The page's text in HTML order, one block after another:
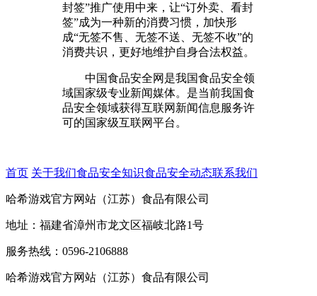
封签”推广使用中来，让“订外卖、看封
签”成为一种新的消费习惯，加快形
成“无签不售、无签不送、无签不收”的
消费共识，更好地维护自身合法权益。
中国食品安全网是我国食品安全领
域国家级专业新闻媒体。是当前我国食
品安全领域获得互联网新闻信息服务许
可的国家级互联网平台。
首页 关于我们食品安全知识食品安全动态联系我们
哈希游戏官方网站（江苏）食品有限公司
地址：福建省漳州市龙文区福岐北路1号
服务热线：0596-2106888
哈希游戏官方网站（江苏）食品有限公司